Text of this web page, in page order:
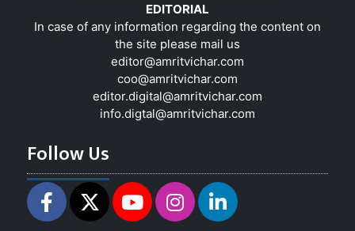
EDITORIAL
In case of any information regarding the content on
the site please mail us
editor@amritvichar.com
coo@amritvichar.com
editor.digital@amritvichar.com
info.digtal@amritvichar.com
Follow Us